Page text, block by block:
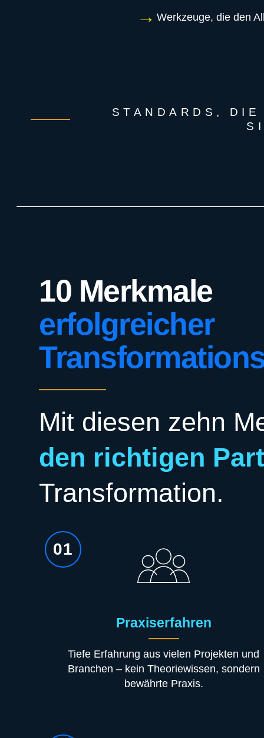
Werkzeuge, die den
STANDARDS,
10 Merkmale
erfolgreicher
Mit diesen zehn
den richtigen
Transformation.
01
Praxiserfahren
Tiefe Erfahrung aus vielen Projekten und
Branchen – kein Theoriewissen, sondern
bewährte Praxis.